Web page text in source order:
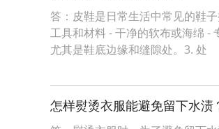
答：皮鞋是日常生活中常见的鞋
工具和材料 - 干净的软布或海绵 -
尤其是鞋底边缘和缝隙处。3. 处
怎样熨烫衣服能避免留下水渍